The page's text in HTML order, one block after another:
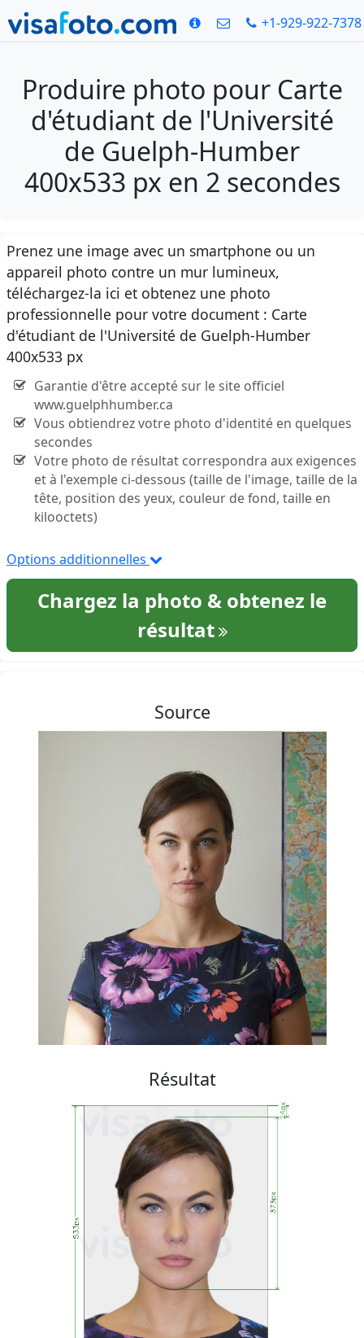
+1-929-922-7378
Produire photo pour Carte
d'étudiant de l'Université
de Guelph-Humber
400x533 px en 2 secondes
Prenez une image avec un smartphone ou un
appareil photo contre un mur lumineux,
téléchargez-la ici et obtenez une photo
professionnelle pour votre document : Carte
d'étudiant de l'Université de Guelph-Humber
400x533 px
Garantie d'être accepté sur le site officiel
www.guelphhumber.ca
Vous obtiendrez votre photo d'identité en quelques
secondes
Votre photo de résultat correspondra aux exigences
et à l'exemple ci-dessous (taille de l'image, taille de la
tête, position des yeux, couleur de fond, taille en
kilooctets)
Options additionnelles
Chargez la photo & obtenez le
résultat
Source
Résultat